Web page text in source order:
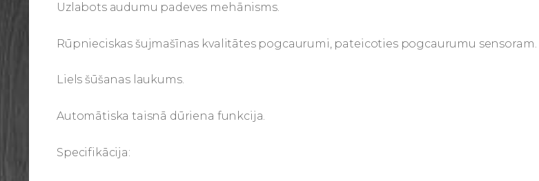
Uzlabots audumu padeves mehānisms.
Rūpnieciskas šujmašīnas kvalitātes pogcaurumi, pateicoties pogcaurumu sensoram.
Liels šūšanas laukums.
Automātiska taisnā dūriena funkcija.
Specifikācija: